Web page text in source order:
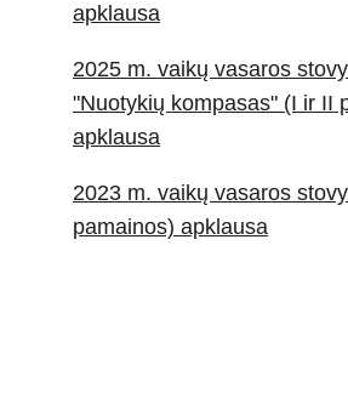
apklausa
2023 m. vaikų vasaros
pamainos) apklausa
2025 m. vaikų vasaros
"Nuotykių kompasas" (I ir II
apklausa